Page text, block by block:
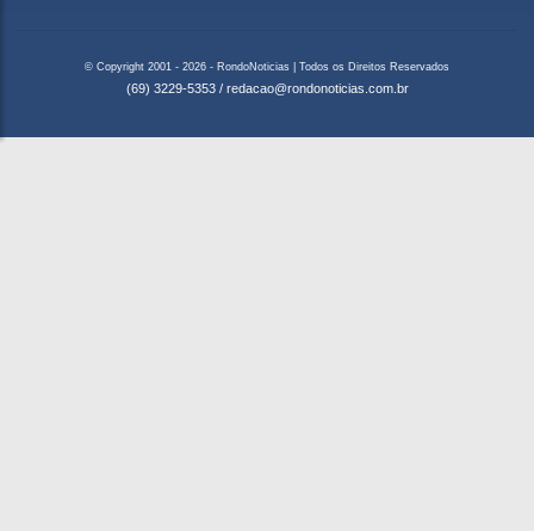
© Copyright 2001 - 2026 - RondoNoticias | Todos os Direitos Reservados
(69) 3229-5353 / redacao@rondonoticias.com.br